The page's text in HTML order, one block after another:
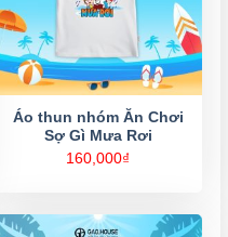
Áo thun nhóm Ăn Chơi
Sợ Gì Mưa Rơi
160,000₫